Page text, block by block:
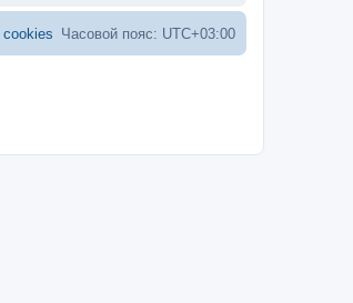
Часовой пояс: UTC+03:00